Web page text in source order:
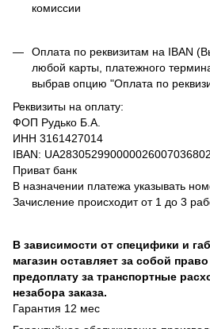
комиссии
Оплата по реквизитам на IBAN
любой карты, платежного
выбрав опцию "Оплата по
Реквизиты на оплату:
ФОП Рудько Б.А.
ИНН 3161427014
IBAN:
Приват банк
В назначении платежа указывать
Зачисление происходит от 1 до 3
В зависимости от специфики и
магазин оставляет за собой
предоплату за транспортные
незабора заказа.
Гарантия 12 мес